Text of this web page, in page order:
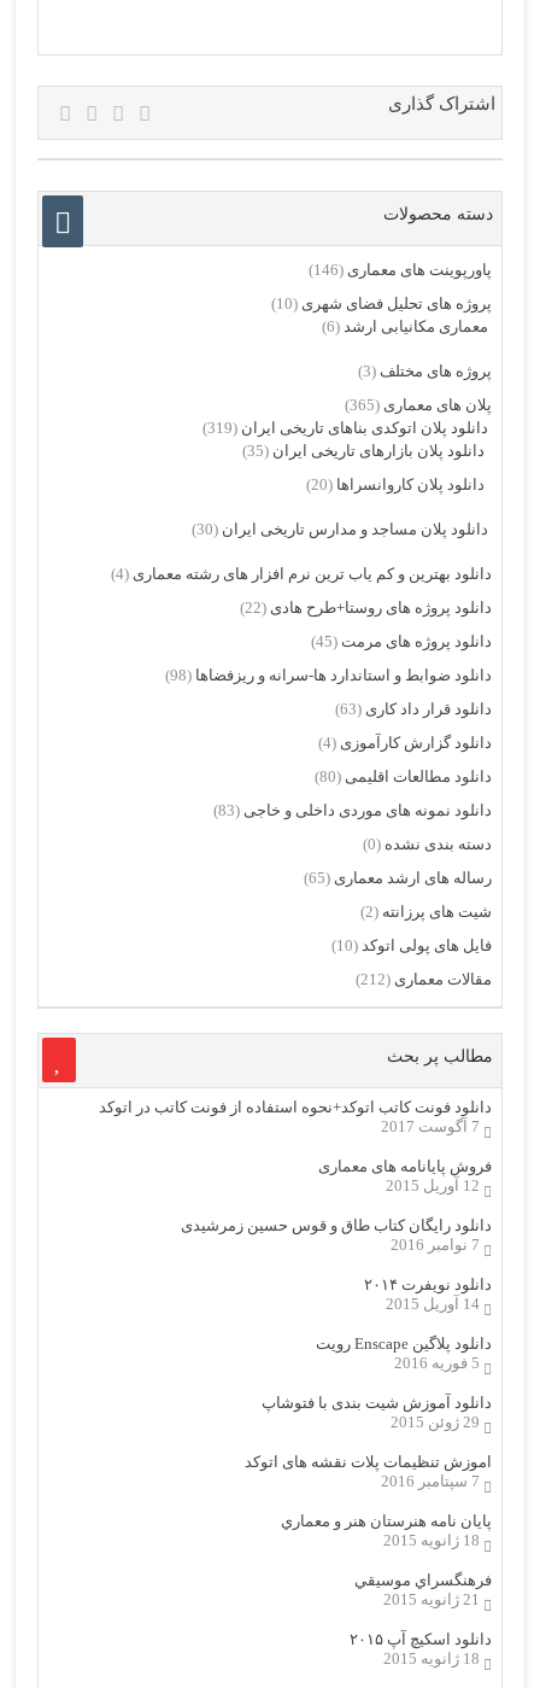
اشتراک گذاری
دسته محصولات
پاورپوینت های معماری (146)
پروژه های تحلیل فضای شهری (10)
معماری مکانیابی ارشد (6)
پروژه های مختلف (3)
پلان های معماری (365)
دانلود پلان اتوکدی بناهای تاریخی ایران (319)
دانلود پلان بازارهای تاریخی ایران (35)
دانلود پلان کاروانسراها (20)
دانلود پلان مساجد و مدارس تاریخی ایران (30)
دانلود بهترین و کم یاب ترین نرم افزار های رشته معماری (4)
دانلود پروژه های روستا+طرح هادی (22)
دانلود پروژه های مرمت (45)
دانلود ضوابط و استاندارد ها-سرانه و ریزفضاها (98)
دانلود قرار داد کاری (63)
دانلود گزارش کارآموزی (4)
دانلود مطالعات اقلیمی (80)
دانلود نمونه های موردی داخلی و خاجی (83)
دسته بندی نشده (0)
رساله های ارشد معماری (65)
شیت های پرزانته (2)
فایل های پولی اتوکد (10)
مقالات معماری (212)
مطالب پر بحث
دانلود فونت کاتب اتوکد+نحوه استفاده از فونت کاتب در اتوکد
7 آگوست 2017
فروش پایانامه های معماری
12 آوریل 2015
دانلود رایگان کتاب طاق و قوس حسین زمرشیدی
7 نوامبر 2016
دانلود نویفرت ۲۰۱۴
14 آوریل 2015
دانلود پلاگین Enscape رویت
5 فوریه 2016
دانلود آموزش شیت بندی با فتوشاپ
29 ژوئن 2015
اموزش تنظیمات پلات نقشه های اتوکد
7 سپتامبر 2016
پایان نامه هنرستان هنر و معماري
18 ژانویه 2015
فرهنگسراي موسيقي
21 ژانویه 2015
دانلود اسکیچ آپ ۲۰۱۵
18 ژانویه 2015